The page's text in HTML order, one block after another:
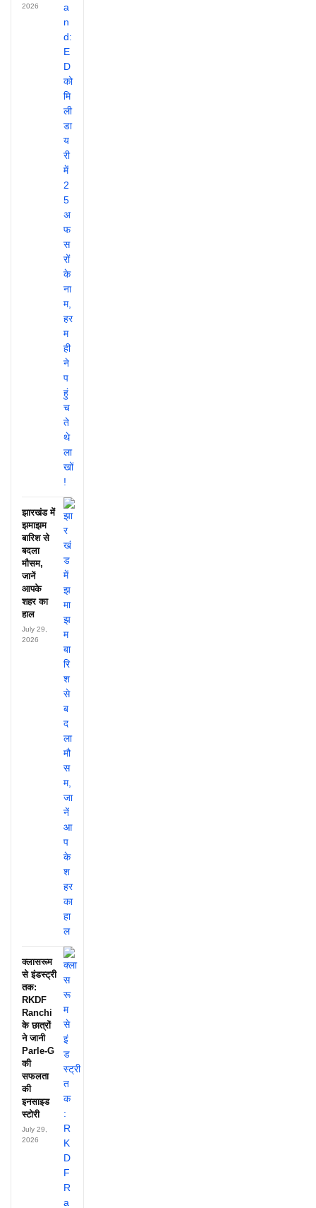
2026
झारखंड में
झमाझम
बारिश से
बदला
मौसम,
जानें
आपके
शहर का
हाल
July 29,
2026
क्लासरूम
से इंडस्ट्री
तक:
RKDF
Ranchi
के छात्रों
ने जानी
Parle-G
की
सफलता
की
इनसाइड
स्टोरी
July 29,
2026